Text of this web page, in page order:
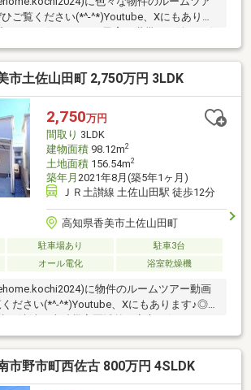
ご覧ください(*^-^*)Youtube、Xにもありま
可で来客時も安心・太陽光発電＋蓄電池搭載
熱費の削減・停電時も安心ですね・角地で
バシーも確保しやすい立地【周辺環境】・
徒歩６分（約443ｍ）・香美市立鏡野中学
ｍ）
市土佐山田町 2,750万円 3LDK
2,750万円
間取り 3LDK
建物面積98.12m2
土地面積156.54m2
築年月 2021年8月(築5年1ヶ月)
ＪＲ土讃線 土佐山田駅 徒歩12分
高知県香美市土佐山田町
駐車場あり
駐車3台
オール電化 浴室乾燥機
に物件のルームツアー動画
ださい(*^-^*)Youtube、Xにもあります♪◎見
雨の日の乗り降りがラクです■全室南向き。
やすいため明るい住まい■ドラッグセイムス
ニ、スーパー、ダイソーが徒歩圏内■WICや
充実の収納力！【周辺環境】・香美市土佐山
市野市町西佐古 800万円 4SLDK